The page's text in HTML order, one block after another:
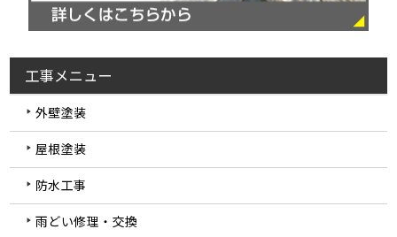
工事メニュー
外壁塗装
屋根塗装
防水工事
雨どい修理・交換